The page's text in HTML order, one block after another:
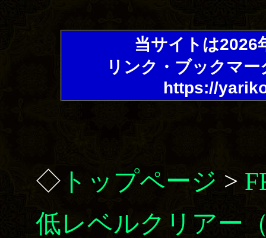
当サイトは2026
リンク・ブックマ
https://
◇ トップページ >
低レベルクリアー